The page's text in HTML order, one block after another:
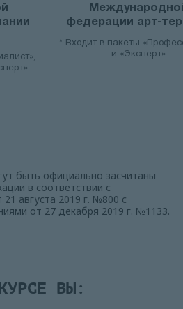
федерации арт-
* Входит в пакеты
и «Эксперт»
быть официально засчитаны
в соответствии с
августа 2019 г. №800 с
от 27 декабря 2019 г. №1133.
ВЫ: